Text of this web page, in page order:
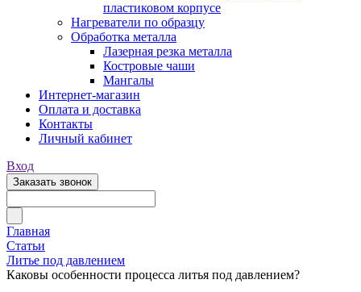
пластиковом корпусе
Нагреватели по образцу
Обработка металла
Лазерная резка металла
Костровые чаши
Мангалы
Интернет-магазин
Оплата и доставка
Контакты
Личный кабинет
Вход
Заказать звонок
Главная
Статьи
Литье под давлением
Каковы особенности процесса литья под давлением?